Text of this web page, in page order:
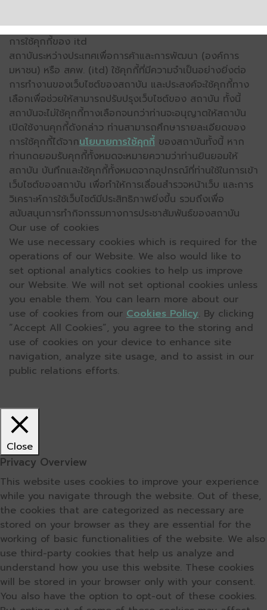
การใช้คุกกี้ของ itd
สถาบันระหว่างประเทศเพื่อการค้าและการพัฒนา (องค์การ
มหาชน) หรือ สคพ. (itd) ใช้คุกกี้ที่มีความจำเป็นอย่างยิ่งต่อ
การทำงานของเว็บไซต์ของสถาบัน และประสงค์จะใช้คุกกี้ทาง
เลือกเพื่อช่วยให้สามารถปรับปรุงเว็บไซต์ของ สถาบัน ทั้งนี้
สถาบันจะไม่ใช้คุกกี้ทางเลือกจนกว่าท่านจะอนุญาตให้สถาบัน
เปิดใช้งานคุกกี้ดังกล่าว ท่านสามารถศึกษารายละเอียดของ
การใช้คุกกี้ได้จากนโยบายการใช้คุกกี้ ของสถาบันทั้งนี้ หาก
ท่านกดยอมรับคุกกี้ทั้งหมดจะหมายความว่าท่านยินยอมให้
สถาบัน บันทึกและใช้คุกกี้ทั้งหมดจากอุปกรณ์ที่ท่านใช้ในการเข้า
เว็บไซต์ของสถาบัน เพื่อทำให้การเลื่อนสำรวจหน้าเว็บ และการ
วิเคราะห์การใช้เว็บไซต์มีประสิทธิภาพยิ่งขึ้น รวมถึงเพื่อ
สนับสนุนการทำกิจกรรมทางการประชาสัมพันธ์ของสถาบัน
Our use of cookies
We use necessary cookies which is required for the
operations of our Website. We also would like to
set optional analytics cookies to help us improve
our Website. We will not set optional cookies unless
you enable them. You can learn more about our
use of cookies from our Cookies Policy. By clicking
“Accept All Cookies”, you agree to the storing and
use of cookies on your device to enhance site
navigation, analyze site usage, and to assist in our
public relations efforts.
Close
Privacy Overview
This website uses cookies to improve your experience
while you navigate through the website. Out of these,
the cookies that are categorized as necessary are
stored on your browser as they are essential for the
working of basic functionalities of the website. We also
use third-party cookies that help us analyze and
understand how you use this website. These cookies
will be stored in your browser only with your consent.
You also have the option to opt-out of these cookies.